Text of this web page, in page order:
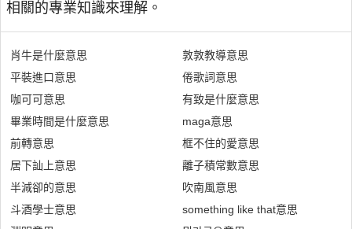
相關的專業知識來理解。
肖牛是什麼意思
平裝進口意思
咖可可意思
畢業時間是什麼意思
前轉意思
居下訕上意思
半減卻的意思
斗酒學士意思
敦敦教導意思
倦歌詞意思
有致是什麼意思
maga意思
框不住的愛意思
離子積常數意思
吹南風意思
something like that意思